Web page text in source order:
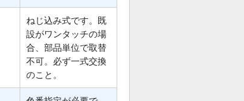
ねじ込み式です。既
設がワンタッチの場
合、部品単位で取替
不可。必ず一式交換
のこと。